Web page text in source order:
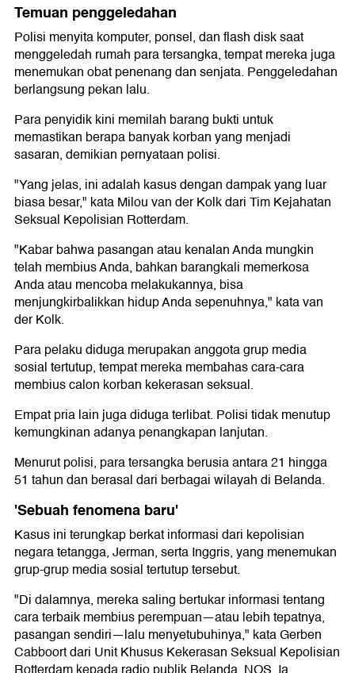
Temuan penggeledahan
Polisi menyita komputer, ponsel, dan flash disk saat
menggeledah rumah para tersangka, tempat mereka juga
menemukan obat penenang dan senjata. Penggeledahan
berlangsung pekan lalu.
Para penyidik kini memilah barang bukti untuk
memastikan berapa banyak korban yang menjadi
sasaran, demikian pernyataan polisi.
"Yang jelas, ini adalah kasus dengan dampak yang luar
biasa besar," kata Milou van der Kolk dari Tim Kejahatan
Seksual Kepolisian Rotterdam.
"Kabar bahwa pasangan atau kenalan Anda mungkin
telah membius Anda, bahkan barangkali memerkosa
Anda atau mencoba melakukannya, bisa
menjungkirbalikkan hidup Anda sepenuhnya," kata van
der Kolk.
Para pelaku diduga merupakan anggota grup media
sosial tertutup, tempat mereka membahas cara-cara
membius calon korban kekerasan seksual.
Empat pria lain juga diduga terlibat. Polisi tidak menutup
kemungkinan adanya penangkapan lanjutan.
Menurut polisi, para tersangka berusia antara 21 hingga
51 tahun dan berasal dari berbagai wilayah di Belanda.
'Sebuah fenomena baru'
Kasus ini terungkap berkat informasi dari kepolisian
negara tetangga, Jerman, serta Inggris, yang menemukan
grup-grup media sosial tertutup tersebut.
"Di dalamnya, mereka saling bertukar informasi tentang
cara terbaik membius perempuan—atau lebih tepatnya,
pasangan sendiri—lalu menyetubuhinya," kata Gerben
Cabboort dari Unit Khusus Kekerasan Seksual Kepolisian